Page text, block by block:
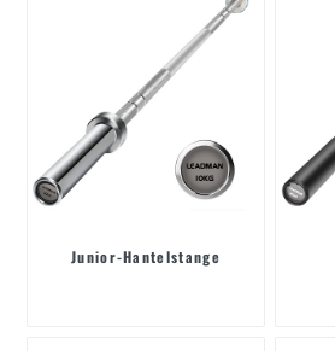
Junior-Hantelstange